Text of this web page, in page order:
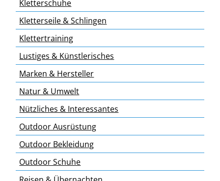
Kletterschuhe
Kletterseile & Schlingen
Klettertraining
Lustiges & Künstlerisches
Marken & Hersteller
Natur & Umwelt
Nützliches & Interessantes
Outdoor Ausrüstung
Outdoor Bekleidung
Outdoor Schuhe